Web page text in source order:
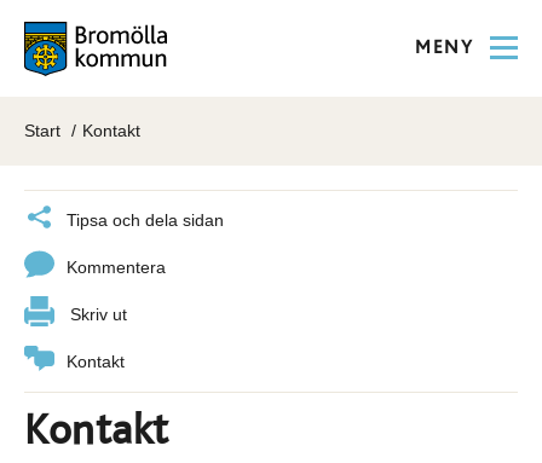
MENY
Start Kontakt
Tipsa och dela sidan
Kommentera
Skriv ut
Kontakt
Kontakt